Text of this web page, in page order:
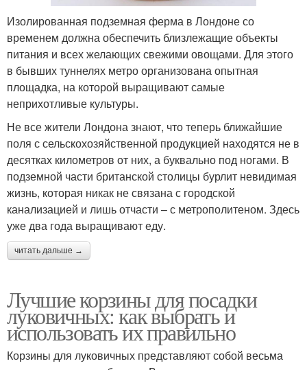
Изолированная подземная ферма в Лондоне со
временем должна обеспечить близлежащие объекты
питания и всех желающих свежими овощами. Для этого
в бывших туннелях метро организована опытная
площадка, на которой выращивают самые
неприхотливые культуры.
Не все жители Лондона знают, что теперь ближайшие
поля с сельскохозяйственной продукцией находятся не в
десятках километров от них, а буквально под ногами. В
подземной части британской столицы бурлит невидимая
жизнь, которая никак не связана с городской
канализацией и лишь отчасти – с метрополитеном. Здесь
уже два года выращивают еду.
читать дальше →
Лучшие корзины для посадки
луковичных: как выбрать и
использовать их правильно
Корзины для луковичных представляют собой весьма